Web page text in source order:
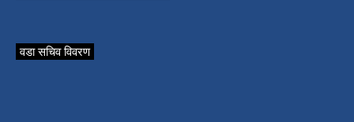
वडा सचिव विवरण